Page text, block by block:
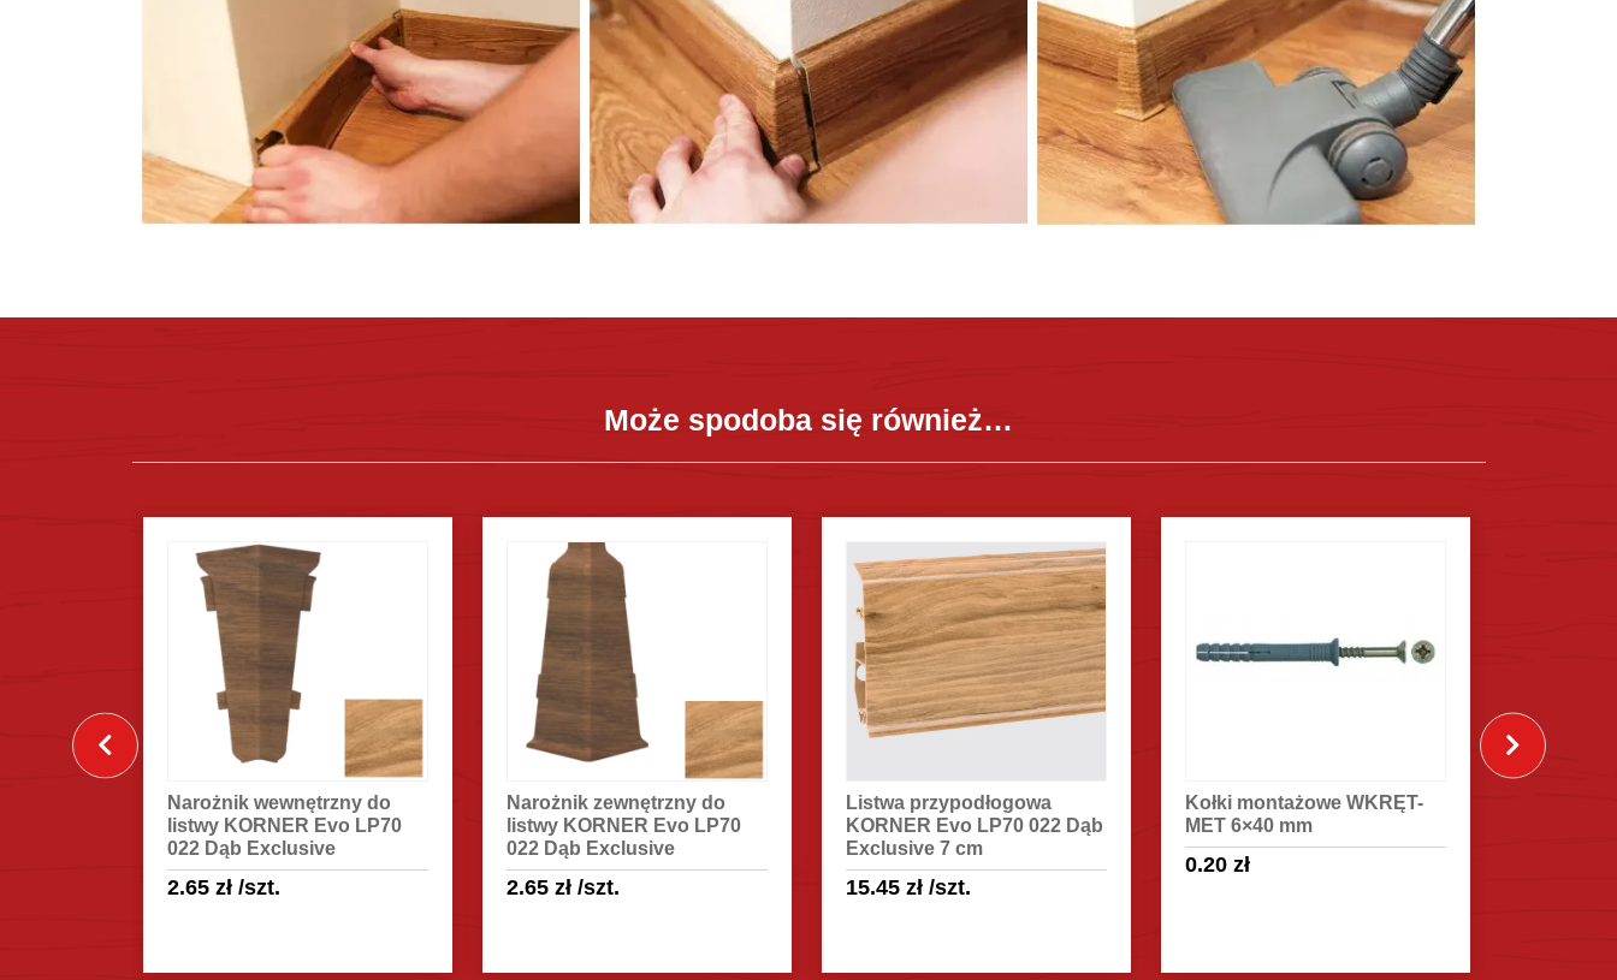
Może spodoba się również…
Narożnik wewnętrzny do
listwy KORNER Evo LP70
022 Dąb Exclusive
2.65 zł/szt.
Narożnik zewnętrzny do
listwy KORNER Evo LP70
022 Dąb Exclusive
2.65 zł/szt.
Listwa przypodłogowa
KORNER Evo LP70 022 Dąb
Exclusive 7 cm
15.45zł /szt.
Kołki montażowe WKRĘT-
MET 6×40 mm
0.20zł